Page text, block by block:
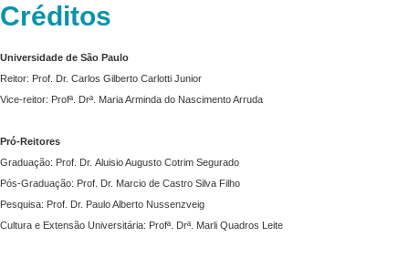
Créditos
Universidade de São Paulo
Reitor: Prof. Dr. Carlos Gilberto Carlotti Junior
Vice-reitor: Profª. Drª. Maria Arminda do Nascimento Arruda
Pró-Reitores
Graduação: Prof. Dr. Aluisio Augusto Cotrim Segurado
Pós-Graduação: Prof. Dr. Marcio de Castro Silva Filho
Pesquisa: Prof. Dr. Paulo Alberto Nussenzveig
Cultura e Extensão Universitária: Profª. Drª. Marli Quadros Leite